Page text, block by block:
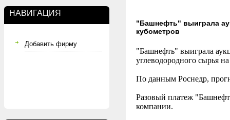
НАВИГАЦИЯ
Добавить фирму
"Башнефть" выиграла
кубометров
"Башнефть" выиграла
углеводородного сырья
По данным Роснедр,
Разовый платеж
компании.